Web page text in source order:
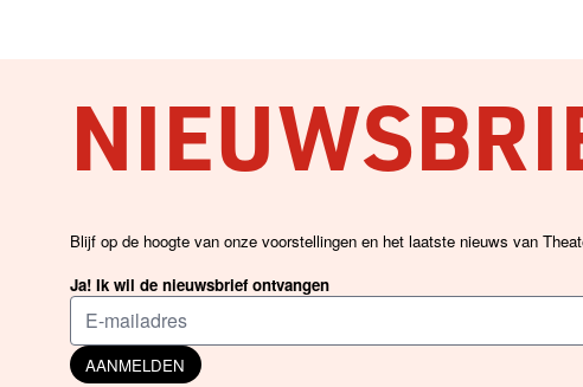
Blijf op de hoogte van onze voorstellingen en het laatste nieuws van
Ja! Ik wil de nieuwsbrief ontvangen
AANMELDEN